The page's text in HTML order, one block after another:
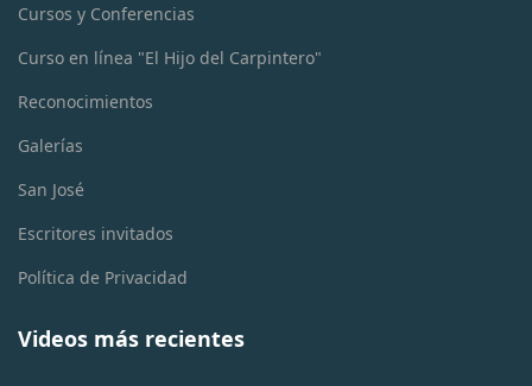
Cursos y Conferencias
Curso en línea "El Hijo del Carpintero"
Reconocimientos
Galerías
San José
Escritores invitados
Política de Privacidad
Videos más recientes